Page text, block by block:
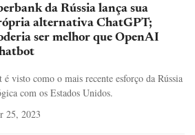
da Rússia lança sua
alternativa ChatGPT;
ser melhor que OpenAI
visto como o mais recente esforço da Rússia
com os Estados Unidos.
25, 2023